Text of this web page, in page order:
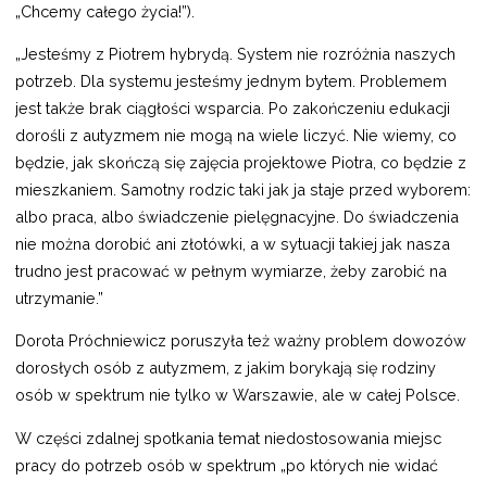
„Chcemy całego życia!”).
„Jesteśmy z Piotrem hybrydą. System nie rozróżnia naszych
potrzeb. Dla systemu jesteśmy jednym bytem. Problemem
jest także brak ciągłości wsparcia. Po zakończeniu edukacji
dorośli z autyzmem nie mogą na wiele liczyć. Nie wiemy, co
będzie, jak skończą się zajęcia projektowe Piotra, co będzie z
mieszkaniem. Samotny rodzic taki jak ja staje przed wyborem:
albo praca, albo świadczenie pielęgnacyjne. Do świadczenia
nie można dorobić ani złotówki, a w sytuacji takiej jak nasza
trudno jest pracować w pełnym wymiarze, żeby zarobić na
utrzymanie.”
Dorota Próchniewicz poruszyła też ważny problem dowozów
dorosłych osób z autyzmem, z jakim borykają się rodziny
osób w spektrum nie tylko w Warszawie, ale w całej Polsce.
W części zdalnej spotkania temat niedostosowania miejsc
pracy do potrzeb osób w spektrum „po których nie widać